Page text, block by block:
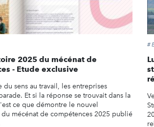
2025 du mécénat de
- Etude exclusive
du sens au travail, les entreprises
Et si la réponse se trouvait dans la
ce que démontre le nouvel
mécénat de compétences 2025 publié